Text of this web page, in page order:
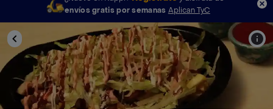
envíos gratis por semanas Aplican TyC